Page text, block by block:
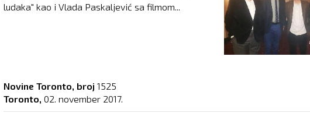
ludaka" kao i Vlada Paskaljević sa filmom...
Novine Toronto, broj 1525
Toronto, 02. november 2017.